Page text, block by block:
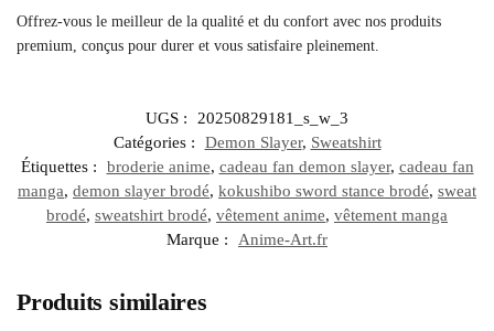
Offrez-vous le meilleur de la qualité et du confort avec nos produits
premium, conçus pour durer et vous satisfaire pleinement.
UGS :
20250829181_s_w_3
Catégories :
Demon Slayer, Sweatshirt
Étiquettes :
broderie anime, cadeau fan demon slayer, cadeau fan
manga, demon slayer brodé, kokushibo sword stance brodé, sweat
brodé, sweatshirt brodé, vêtement anime, vêtement manga
Marque :
Anime-Art.fr
Produits similaires